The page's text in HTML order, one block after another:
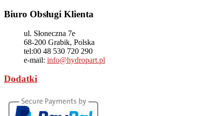
Biuro Obsługi Klienta
ul. Słoneczna 7e
68-200 Grabik, Polska
tel:00 48 530 720 290
e-mail: info@hydropart.pl
Dodatki